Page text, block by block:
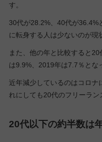
す。
30代が28.2%、40代が36.4%
に転身する人は少ないのが現
また、他の年と比較すると
は9.9%、2019年は7.7％とな
近年減少しているのはコロナ
れにしても20代のフリーラン
20代以下の約半数は